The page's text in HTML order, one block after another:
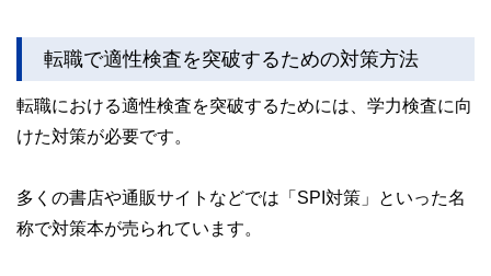
転職で適性検査を突破するための対策方法
転職における適性検査を突破するためには、学力検査に向
けた対策が必要です。
多くの書店や通販サイトなどでは「SPI対策」といった名
称で対策本が売られています。